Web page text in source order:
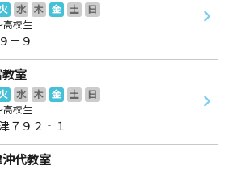
水 木 金 土
日
高校生
－９
室
水 木 金 土
日
高校生
７９２‐１
代教室